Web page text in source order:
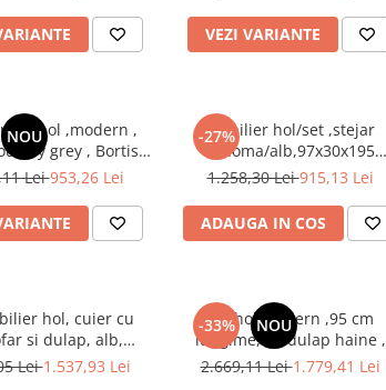
VEZI VARIANTE
NOU
set hol ,modern ,
grey , Bortis
Impex
Lei953,26 Lei
-27%
Mobilier hol/set ,stejar
sonoma/alb,97x30x195
cm,Bortis impex
1.258,30 Lei915,13 Lei
ADAUGA IN COS
hol, cuier cu
si dulap, alb,
cm, Bortis Impex
Lei1.537,93 Lei
-33% NOU
Set hol modern ,95 cm
lungime, cu dulap haine ,
pantofar si panouri tapitate
2.669,11 Lei1.779,41 Lei